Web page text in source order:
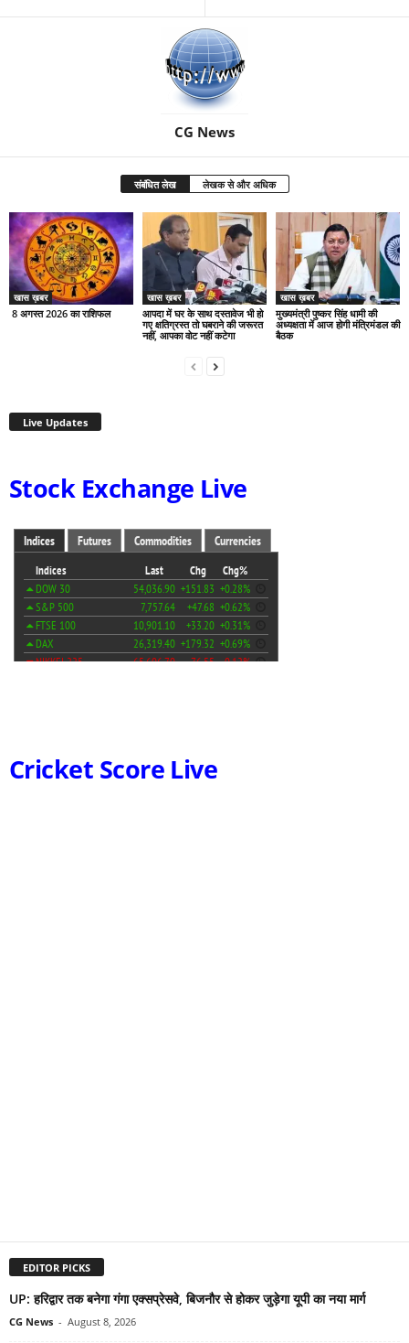
CG News
संबंधित लेख लेखक से और अधिक
खास ख़बर
8 अगस्त 2026 का राशिफल
खास ख़बर
आपदा में घर के साथ दस्तावेज भी हो
गए क्षतिग्रस्त तो घबराने की जरूरत
नहीं, आपका वोट नहीं कटेगा
खास ख़बर
मुख्यमंत्री पुष्कर सिंह धामी की
अध्यक्षता में आज होगी मंत्रिमंडल की
बैठक
Live Updates
Stock Exchange Live
Cricket Score Live
EDITOR PICKS
UP: हरिद्वार तक बनेगा गंगा एक्सप्रेसवे, बिजनौर से होकर जुड़ेगा यूपी का नया मार्ग
CG News - August 8, 2026